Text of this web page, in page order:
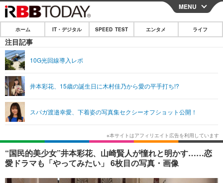
CLOSE
ホーム
IT・デジタル
ショッピング その他
SPEED TEST
エンタメ
エンタメTOP 映画・ドラマ
韓国・芸能
音楽 スポーツ
ライフ
ライフTOP グルメ
ペット ショッピング
その他
リリース一覧
プッシュ通知の停止方法
MENU
ホーム IT・デジタル SPEED TEST エンタメ ライフ
注目記事
10G光回線導入レポ
井本彩花、15歳の誕生日に木村佳乃から愛の平手打ち!?
スパガ渡邉幸愛、下着姿の写真集セクシーオフショット公開！
“国民的美少女”井本彩花、山崎賢人が憧れと明かす……恋
愛ドラマも「やってみたい」 6枚目の写真・画像